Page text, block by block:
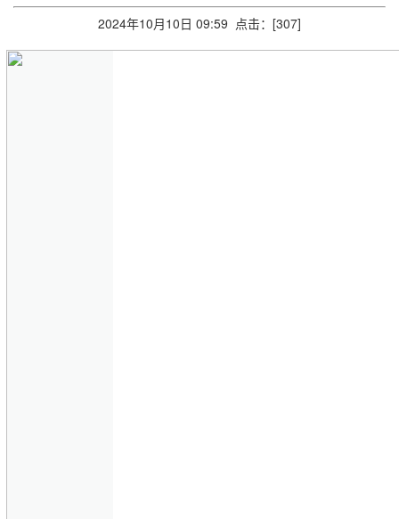
2024年10月10日 09:59 点击：[307]